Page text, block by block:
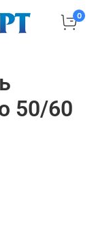
0
50/60